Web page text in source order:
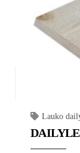
Lauko